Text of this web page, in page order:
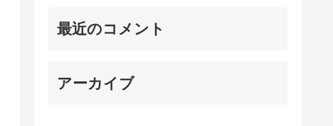
最近のコメント
アーカイブ